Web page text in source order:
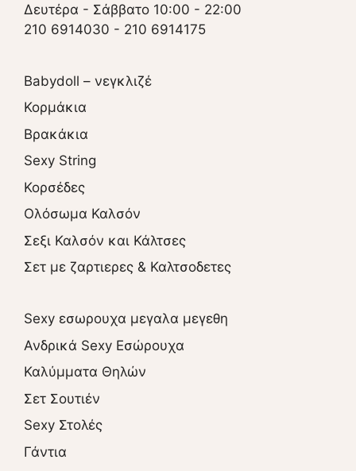
Δευτέρα - Σάββατο 10:00 - 22:00
210 6914030 - 210 6914175
Babydoll – νεγκλιζέ
Κορμάκια
Βρακάκια
Sexy String
Κορσέδες
Ολόσωμα Καλσόν
Σεξι Καλσόν και Κάλτσες
Σετ με ζαρτιερες & Καλτσοδετες
Sexy εσωρουχα μεγαλα μεγεθη
Ανδρικά Sexy Εσώρουχα
Καλύμματα Θηλών
Σετ Σουτιέν
Sexy Στολές
Γάντια